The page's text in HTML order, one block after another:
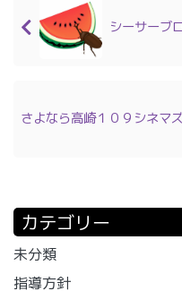
シーサーブ
さよなら高崎１０９シネマ
カテゴリー
未分類
指導方針